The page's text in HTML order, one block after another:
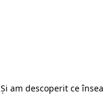
am descoperit ce